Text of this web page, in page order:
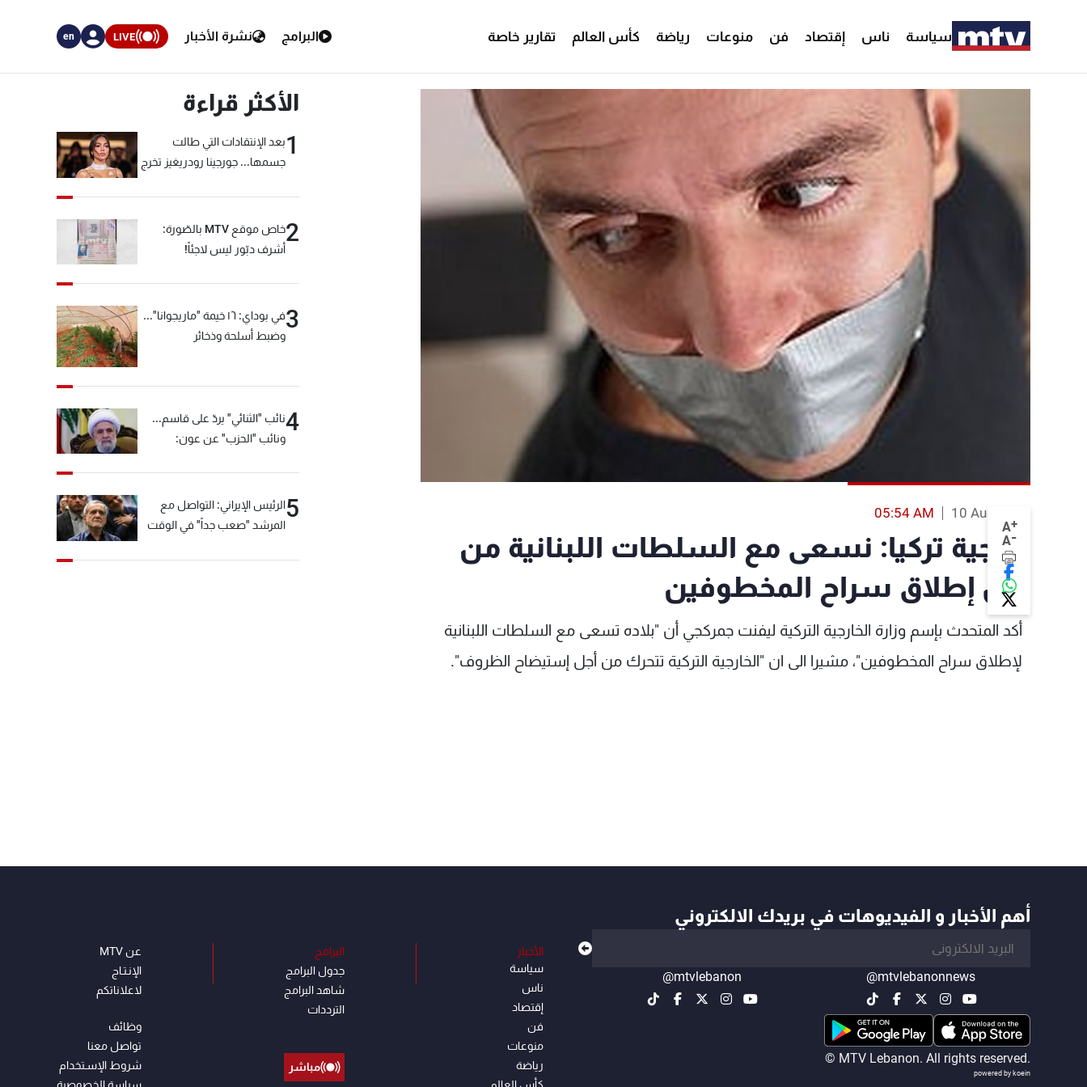
سياسة ناس إقتصاد فن منوعات رياضة كأس العالم تقارير خاصة البرامج نشرة الأخبار LIVE
en
A+
A-
10 Aug 2013
05:54 AM
خارجية تركيا: نسعى مع السلطات اللبنانية من
أجل إطلاق سراح المخطوفين
أكد المتحدث بإسم وزارة الخارجية التركية ليفنت جمركجي أن "بلاده تسعى مع السلطات اللبنانية
لإطلاق سراح المخطوفين"، مشيرا الى ان "الخارجية التركية تتحرك من أجل إستيضاح الظروف".
الأكثر قراءة
1بعد الإنتقادات التي طالت
جسمها... جورجينا رودريغيز تخرج
2
خاص موقع MTV بالصّورة:
أشرف دبّور ليس لاجئاً!
3
في بوداي: ١٦ خيمة "ماريجوانا"...
وضبط أسلحة وذخائر
4نائب "الثنائي" يردّ على قاسم...
ونائب "الحزب" عن عون:
5الرئيس الإيراني: التواصل مع
المرشد "صعب جداً" في الوقت
أهم الأخبار و الفيديوهات في بريدك الالكتروني
@mtvlebanonnews
@mtvlebanon
© MTV Lebanon. All rights reserved.
powered by koein
الأخبار
سياسة
ناس
إقتصاد
فن
منوعات
رياضة
البرامج
جدول البرامج
شاهد البرامج
الترددات
مباشر
عن MTV
الإنـتـاج
لاعلاناتكم
وظائف
تواصل معنا
شروط الإسـتخدام